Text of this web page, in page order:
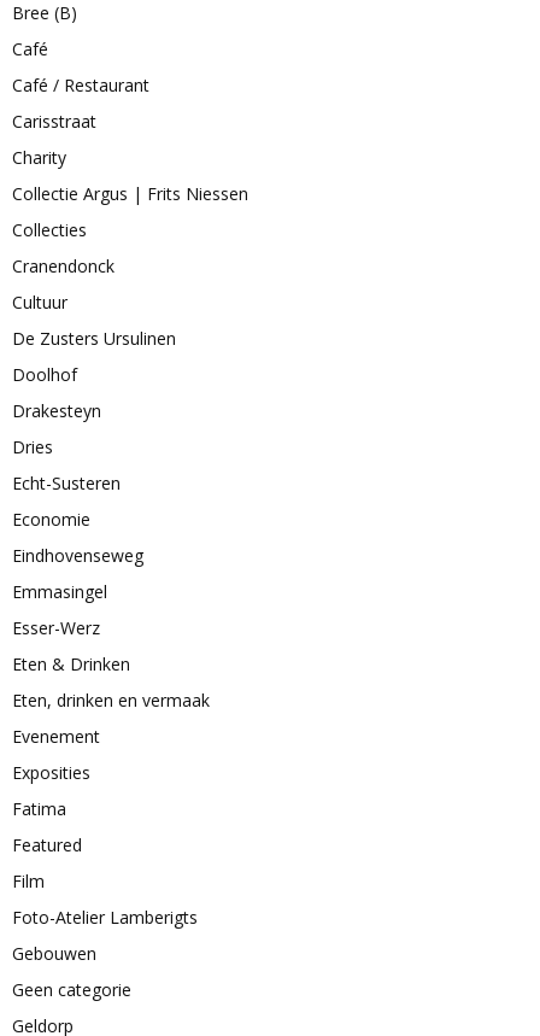
Bree (B)
Café
Café / Restaurant
Carisstraat
Charity
Collectie Argus | Frits Niessen
Collecties
Cranendonck
Cultuur
De Zusters Ursulinen
Doolhof
Drakesteyn
Dries
Echt-Susteren
Economie
Eindhovenseweg
Emmasingel
Esser-Werz
Eten & Drinken
Eten, drinken en vermaak
Evenement
Exposities
Fatima
Featured
Film
Foto-Atelier Lamberigts
Gebouwen
Geen categorie
Geldorp